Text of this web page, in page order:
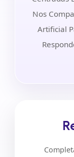
Nos
Artificial